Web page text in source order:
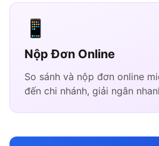
📱
Nộp Đơn Online
So sánh và nộp đơn online
đến chi nhánh, giải ngân